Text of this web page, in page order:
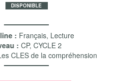
DISPONIBLE
: Français, Lecture
: CP, CYCLE 2
CLES de la compréhension